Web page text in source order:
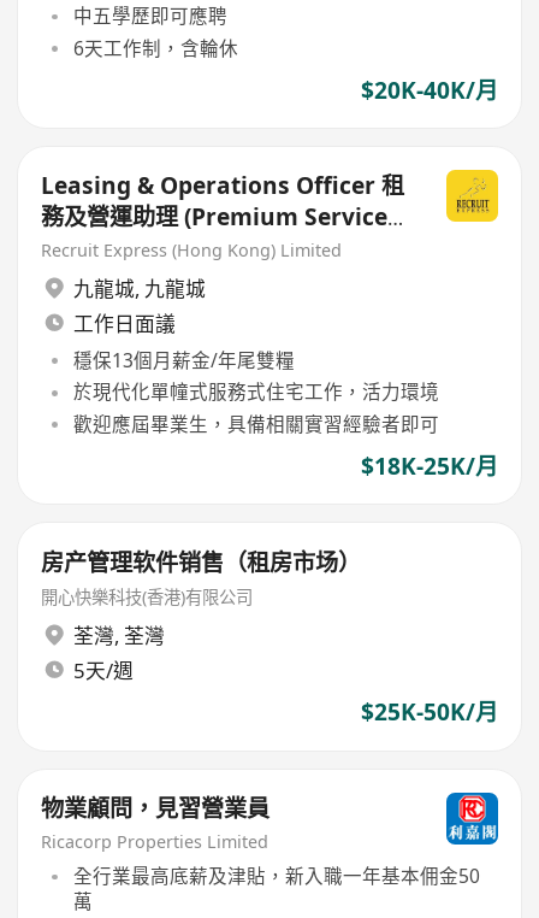
中五學歷即可應聘
6天工作制，含輪休
$20K-40K/月
Leasing & Operations Officer 租
務及營運助理 (Premium Serviced
Apartment)
Recruit Express (Hong Kong) Limited
九龍城, 九龍城
工作日面議
穩保13個月薪金/年尾雙糧
於現代化單幢式服務式住宅工作，活力環境
歡迎應屆畢業生，具備相關實習經驗者即可
$18K-25K/月
房产管理软件销售（租房市场）
開心快樂科技(香港)有限公司
荃灣, 荃灣
5天/週
$25K-50K/月
物業顧問，見習營業員
Ricacorp Properties Limited
全行業最高底薪及津貼，新入職一年基本佣金50
萬